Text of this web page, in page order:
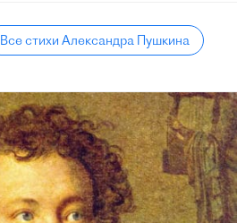
Все стихи Александра Пушкина